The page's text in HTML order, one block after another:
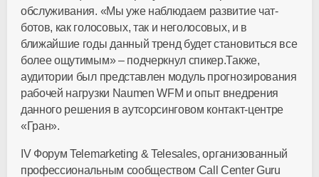
обслуживания. «Мы уже наблюдаем развитие чат-
ботов, как голосовых, так и неголосовых, и в
ближайшие годы данный тренд будет становиться все
более ощутимым» – подчеркнул спикер.Также,
аудитории был представлен модуль прогнозирования
рабочей нагрузки Naumen WFM и опыт внедрения
данного решения в аутсорсинговом контакт-центре
«Гран».
IV Форум Telemarketing & Telesales, организованный
профессиональным сообществом Call Center Guru